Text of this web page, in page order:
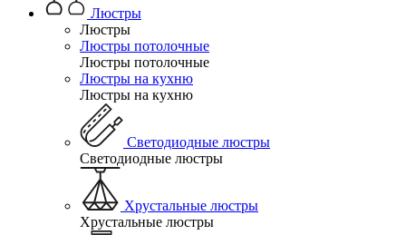
Люстры
Люстры
Люстры потолочные
Люстры потолочные
Люстры на кухню
Люстры на кухню
Светодиодные люстры
Светодиодные люстры
Хрустальные люстры
Хрустальные люстры